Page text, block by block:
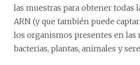
las muestras para obtener todas
ARN (y que también puede
los organismos presentes en las
bacterias, plantas, animales y